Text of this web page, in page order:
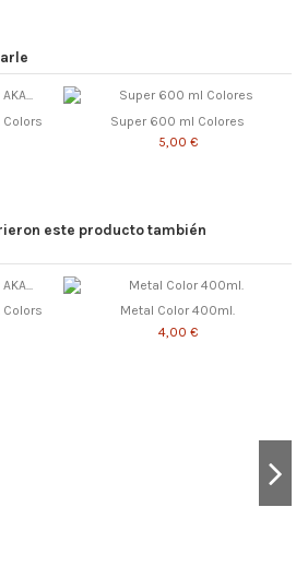
Colors
Super 600 ml Colores
5,00 €
este producto también
Colors
Metal Color 400ml.
4,00 €